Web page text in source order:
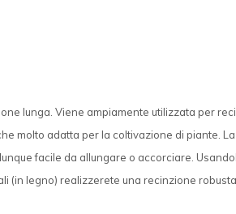
lunga. Viene ampiamente utilizzata per
molto adatta per la coltivazione di piante.
facile da allungare o accorciare.
(in legno) realizzerete una recinzione